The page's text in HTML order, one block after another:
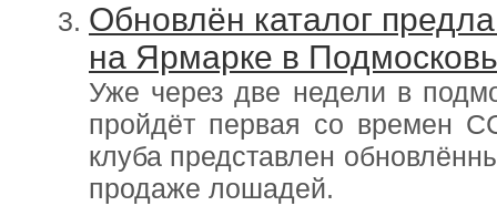
Обновлён каталог
на Ярмарке в
Уже через две недели в
пройдёт первая со времен
клуба представлен
продаже лошадей.